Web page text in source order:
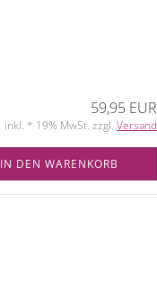
59,95 EUR
inkl. * 19% MwSt. zzgl. Versand
IN DEN WARENKORB